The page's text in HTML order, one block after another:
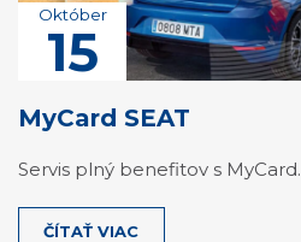
Október
15
MyCard SEAT
Servis plný benefitov s MyCard.
ČÍTAŤ VIAC